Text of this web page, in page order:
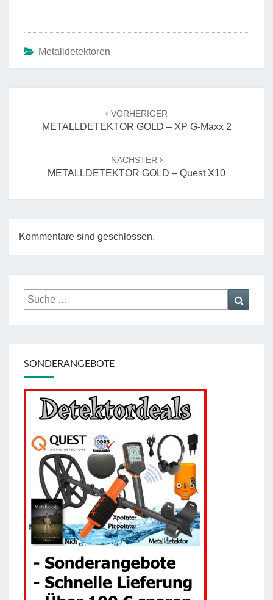
Metalldetektoren
VORHERIGER
METALLDETEKTOR GOLD – XP G-Maxx 2
NÄCHSTER
METALLDETEKTOR GOLD – Quest X10
Kommentare sind geschlossen.
Suche
nach:
SONDERANGEBOTE